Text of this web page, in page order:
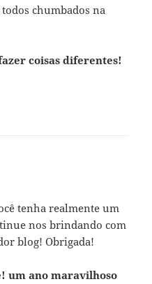
chumbados na
coisas diferentes!
tenha realmente um
nos brindando com
blog! Obrigada!
um ano maravilhoso